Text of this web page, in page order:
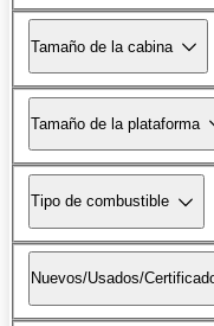
Tamaño de la cabina
Tamaño de la plataforma
Tipo de combustible
Nuevos/Usados/